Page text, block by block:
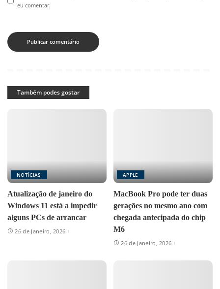
eu comentar.
Também podes gostar
NOTÍCIAS
Atualização de janeiro do
Windows 11 está a impedir
alguns PCs de arrancar
26 de Janeiro, 2026
APPLE
MacBook Pro pode ter duas
gerações no mesmo ano com
chegada antecipada do chip
M6
26 de Janeiro, 2026